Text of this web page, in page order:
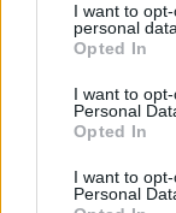
I want to
personal data.
Opted In
I want to
Personal
Opted In
I want to
Personal
Tetszett a cikk?
vizsgaidőszak